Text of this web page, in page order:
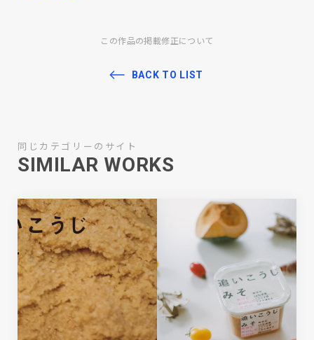
この作品の掲載修正について
BACK TO LIST
同じカテゴリーのサイト
SIMILAR WORKS